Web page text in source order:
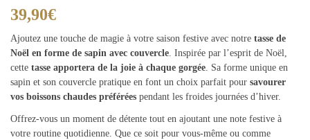
39,90€
Ajoutez une touche de magie à votre saison festive avec notre tasse de
Noël en forme de sapin avec couvercle. Inspirée par l’esprit de Noël,
cette tasse apportera de la joie à chaque gorgée. Sa forme unique en
sapin et son couvercle pratique en font un choix parfait pour savourer
vos boissons chaudes préférées pendant les froides journées d’hiver.
Offrez-vous un moment de détente tout en ajoutant une note festive à
votre routine quotidienne. Que ce soit pour vous-même ou comme